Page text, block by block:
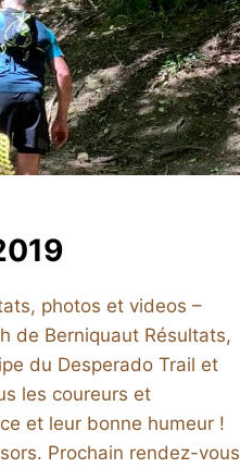
photos et videos –
de Berniquaut Résultats,
du Desperado Trail et
les coureurs et
et leur bonne humeur !
Prochain rendez-vous